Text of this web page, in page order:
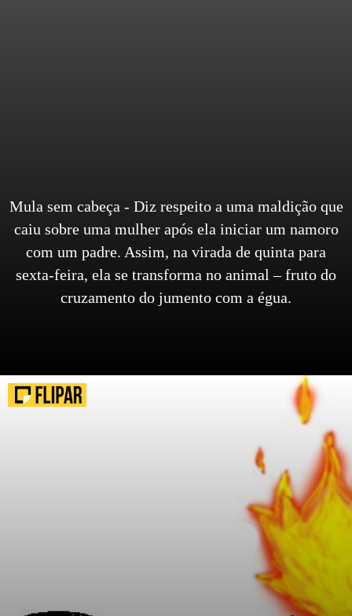
Mula sem cabeça - Diz respeito a uma maldição que
caiu sobre uma mulher após ela iniciar um namoro
com um padre. Assim, na virada de quinta para
sexta-feira, ela se transforma no animal – fruto do
cruzamento do jumento com a égua.